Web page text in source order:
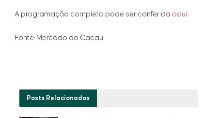
A programação completa pode ser conferida aqui.
Fonte: Mercado do Cacau
Posts Relacionados